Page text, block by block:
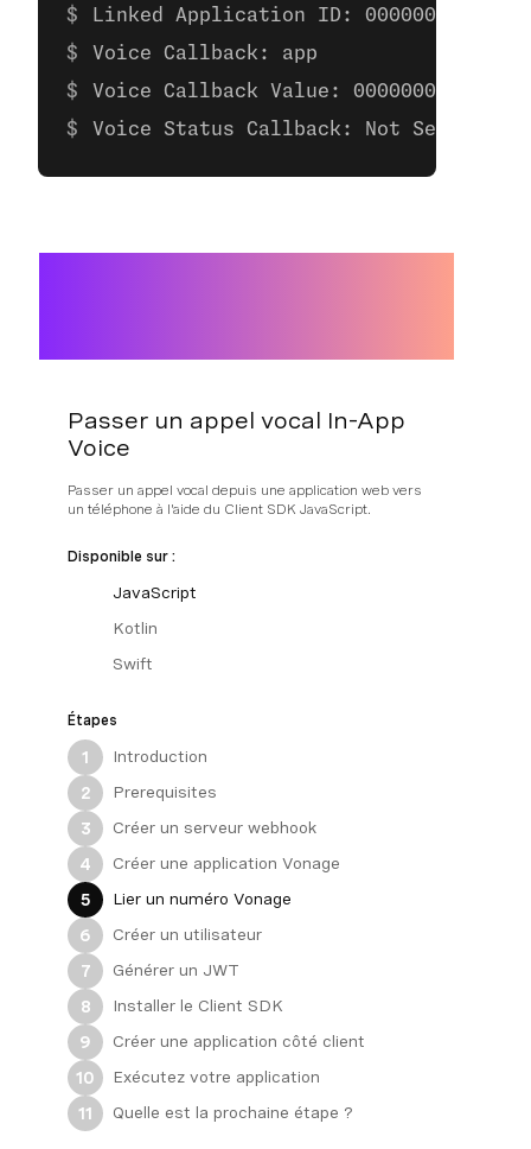
Linked Application ID: 00000000-0000-
Voice Callback: app
Voice Callback Value: 00000000-0000-
Voice Status Callback: Not Set
Passer un appel vocal In-App
Voice
Passer un appel vocal depuis une application web vers
un téléphone à l'aide du Client SDK JavaScript.
Disponible sur :
JavaScript
Kotlin
Swift
Étapes
1
Introduction
2
Prerequisites
3
Créer un serveur webhook
4
Créer une application Vonage
5
Lier un numéro Vonage
6
Créer un utilisateur
7
Générer un JWT
8
Installer le Client SDK
9
Créer une application côté client
10
Exécutez votre application
11
Quelle est la prochaine étape ?